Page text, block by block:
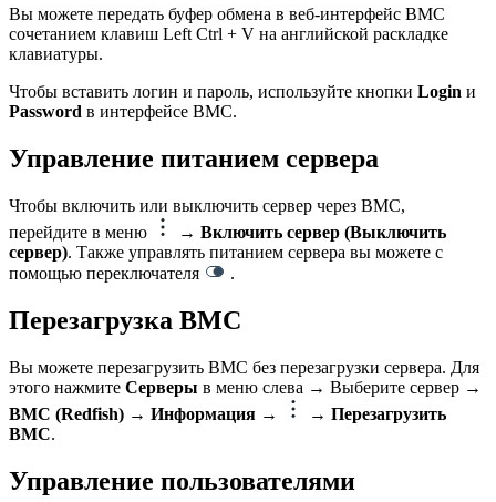
Вы можете передать буфер обмена в веб-интерфейс BMC
сочетанием клавиш Left Ctrl + V на английской раскладке
клавиатуры.
Чтобы вставить логин и пароль, используйте кнопки Login и
Password в интерфейсе BMC.
Управление питанием сервера
Чтобы включить или выключить сервер через BMC,
перейдите в меню
→ Включить сервер (Выключить
сервер). Также управлять питанием сервера вы можете с
помощью переключателя
.
Перезагрузка BMC
Вы можете перезагрузить BMC без перезагрузки сервера. Для
этого нажмите Серверы в меню слева → Выберите сервер →
BMC (Redfish) → Информация →
→ Перезагрузить
BMC.
Управление пользователями